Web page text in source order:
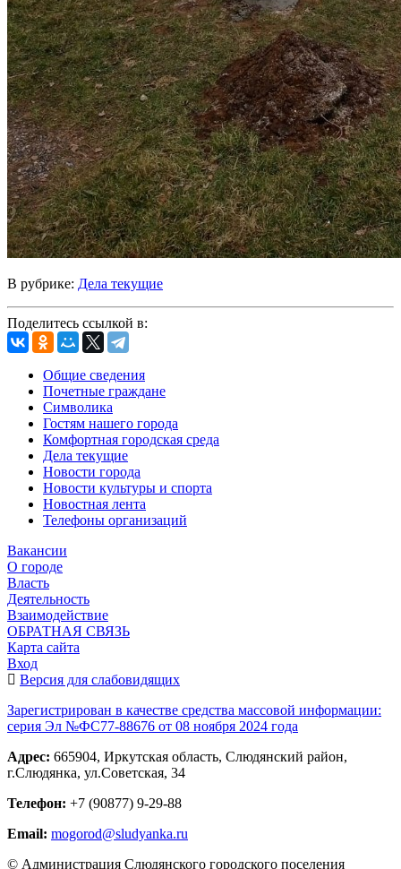
В рубрике: Дела текущие
Поделитесь ссылкой в:
Общие сведения
Почетные граждане
Символика
Гостям нашего города
Комфортная городская среда
Дела текущие
Новости города
Новости культуры и спорта
Новостная лента
Телефоны организаций
Вакансии
О городе
Власть
Деятельность
Взаимодействие
ОБРАТНАЯ СВЯЗЬ
Карта сайта
Вход
Версия для слабовидящих
Зарегистрирован в качестве средства массовой информации:
серия Эл №ФС77-88676 от 08 ноября 2024 года
Адрес: 665904, Иркутская область, Слюдянский район,
г.Слюдянка, ул.Советская, 34
Телефон: +7 (90877) 9-29-88
Email: mogorod@sludyanka.ru
© Администрация Слюдянского городского поселения